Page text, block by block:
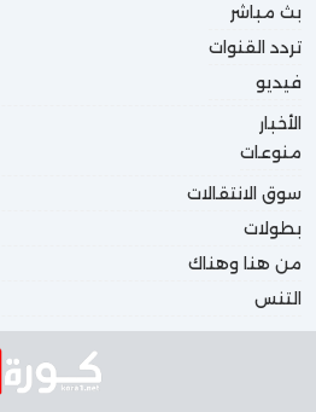
بث مباشر
تردد القنوات
فيديو
الأخبار
منوعات
سوق الانتقالات
بطولات
من هنا وهناك
التنس